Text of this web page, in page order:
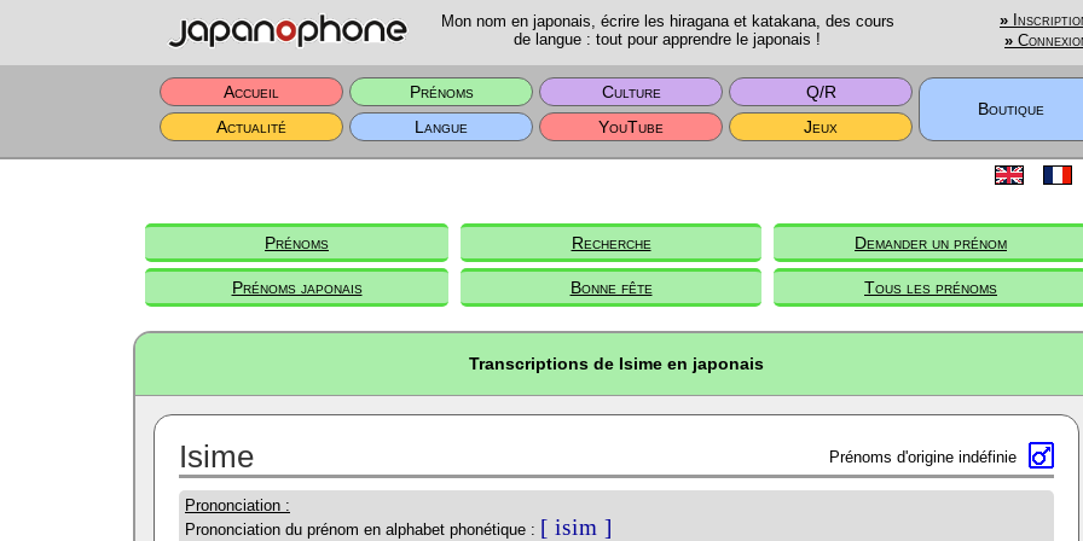
Mon nom en japonais, écrire les hiragana et katakana, des cours
de langue : tout pour apprendre le japonais !
»
»
Accueil Prénoms Culture
Q/R
Boutique
Actualité
Langue YouTube Jeux
Prénoms Recherche Demander un prénom
Prénoms japonais Bonne fête Tous les prénoms
Transcriptions de Isime en japonais
Isime Prénoms d'origine indéfinie
Prononciation :
Prononciation du prénom en alphabet phonétique : [ isim ]